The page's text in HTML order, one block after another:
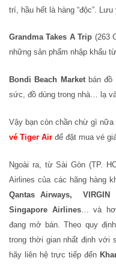
trí, hầu hết là hàng “độc”.
Grandma Takes A Trip (263
những sản phẩm nhập khẩu
Bondi Beach Marketbán đồ
sức, đồ dùng trong nhà… lạ
Vậy bạn còn chần chừ gì nữa
vé Tiger Air để đặt mua vé
Ngoài ra, từ Sài Gòn (TP.
Airlines của các hãng hàng
Qantas Airways,
VIRGIN
Singapore Airlines… và
đang mở bán. Theo quy
trong thời gian nhất định với
hãy liên hệ trực tiếp đến